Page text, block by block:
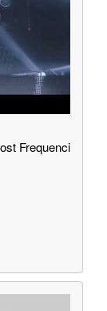
Frequenci